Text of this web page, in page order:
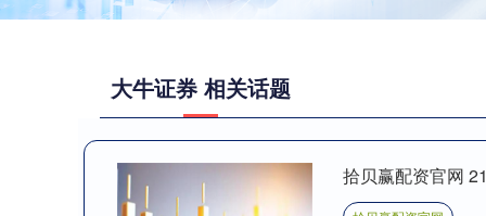
大牛证券 相关话题
拾贝赢配资官网